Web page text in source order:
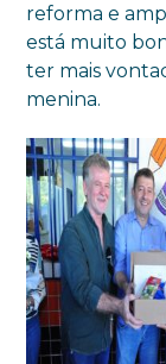
reforma e
está muito
ter mais
menina.